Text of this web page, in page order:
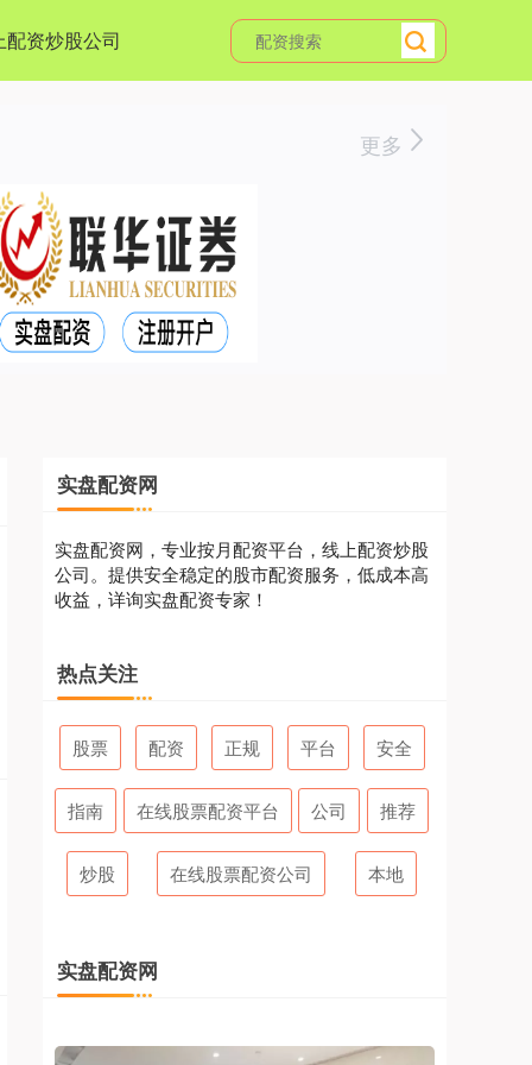
配资炒股公司
更多
实盘配资网
实盘配资网，专业按月配资平台，线上配资炒股
公司。提供安全稳定的股市配资服务，低成本高
收益，详询实盘配资专家！
热点关注
股票 配资 正规 平台 安全
指南 在线股票配资平台 公司 推荐
炒股 在线股票配资公司 本地
实盘配资网